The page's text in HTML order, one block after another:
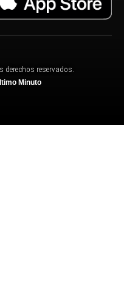
derechos reservados.
Minuto